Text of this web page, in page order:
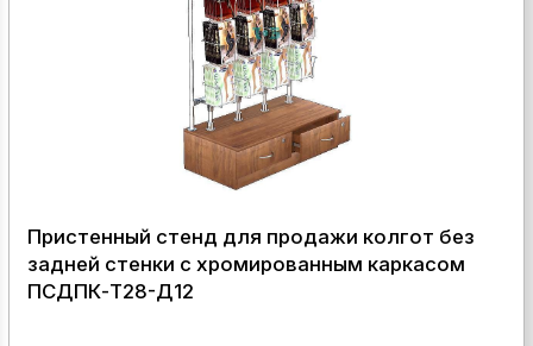
Пристенный стенд для продажи колгот без
задней стенки с хромированным каркасом
ПСДПК-Т28-Д12